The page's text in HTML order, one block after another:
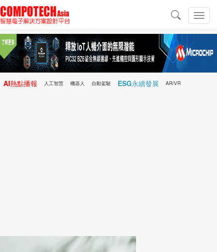
切
換
導
航
AI熱點播報 人工智慧 機器人 自動駕駛 ESG永續發展 AR/VR